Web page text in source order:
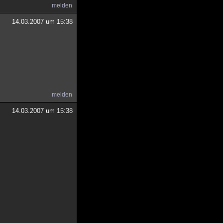
melden
14.03.2007 um 15:38
melden
14.03.2007 um 15:38